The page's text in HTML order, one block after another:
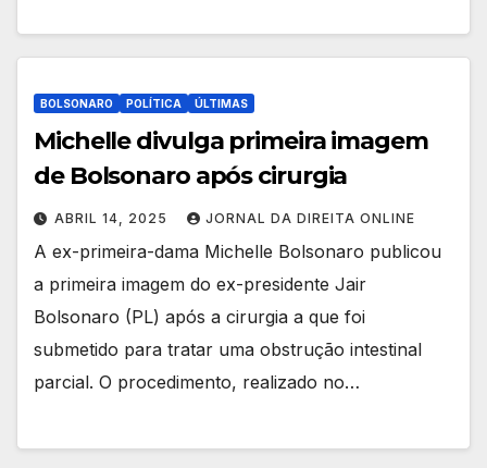
BOLSONARO POLÍTICA ÚLTIMAS
Michelle divulga primeira imagem
de Bolsonaro após cirurgia
ABRIL 14, 2025 JORNAL DA DIREITA ONLINE
A ex-primeira-dama Michelle Bolsonaro publicou
a primeira imagem do ex-presidente Jair
Bolsonaro (PL) após a cirurgia a que foi
submetido para tratar uma obstrução intestinal
parcial. O procedimento, realizado no…